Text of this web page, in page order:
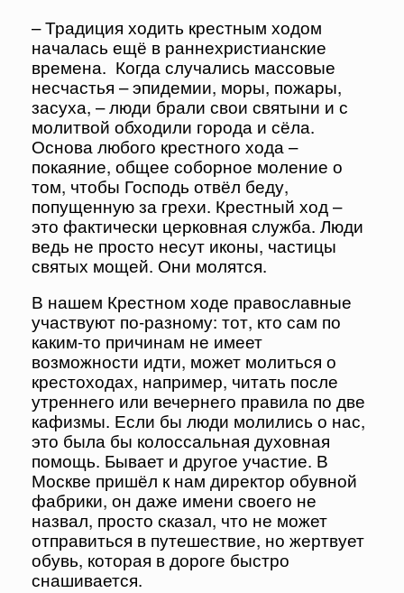
– Традиция ходить крестным ходом
началась ещё в раннехристианские
времена. Когда случались массовые
несчастья – эпидемии, моры, пожары,
засуха, – люди брали свои святыни и с
молитвой обходили города и сёла.
Основа любого крестного хода –
покаяние, общее соборное моление о
том, чтобы Господь отвёл беду,
попущенную за грехи. Крестный ход –
это фактически церковная служба. Люди
ведь не просто несут иконы, частицы
святых мощей. Они молятся.
В нашем Крестном ходе православные
участвуют по-разному: тот, кто сам по
каким-то причинам не имеет
возможности идти, может молиться о
крестоходах, например, читать после
утреннего или вечернего правила по две
кафизмы. Если бы люди молились о нас,
это была бы колоссальная духовная
помощь. Бывает и другое участие. В
Москве пришёл к нам директор обувной
фабрики, он даже имени своего не
назвал, просто сказал, что не может
отправиться в путешествие, но жертвует
обувь, которая в дороге быстро
снашивается.